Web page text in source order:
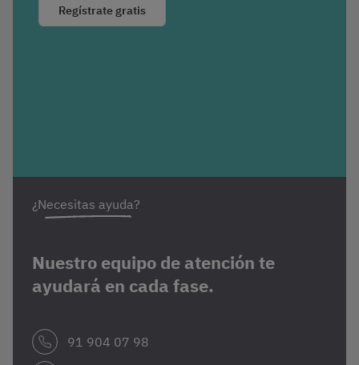
Regístrate gratis
¿Necesitas ayuda?
Nuestro equipo de atención te
ayudará en cada fase.
91 904 07 98